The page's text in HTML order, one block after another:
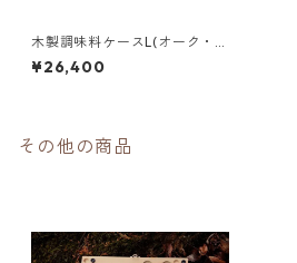
木製調味料ケースL(オーク・ゼ
ブラウッド)
¥26,400
その他の商品